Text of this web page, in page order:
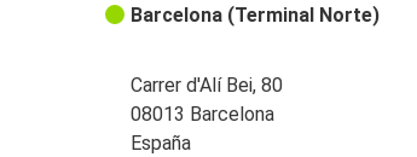
Barcelona (Terminal Norte)
Carrer d'Alí Bei, 80
08013 Barcelona
España